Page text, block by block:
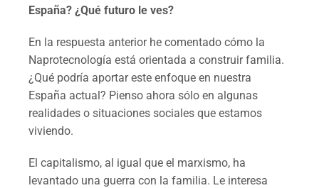
España? ¿Qué futuro le ves?
En la respuesta anterior he comentado cómo la
Naprotecnología está orientada a construir familia.
¿Qué podría aportar este enfoque en nuestra
España actual? Pienso ahora sólo en algunas
realidades o situaciones sociales que estamos
viviendo.
El capitalismo, al igual que el marxismo, ha
levantado una guerra con la familia. Le interesa